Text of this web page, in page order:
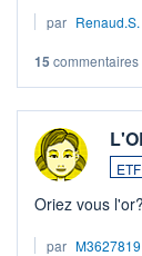
par Renaud.S.
15 commentaires
Oriez vous
par M3627819